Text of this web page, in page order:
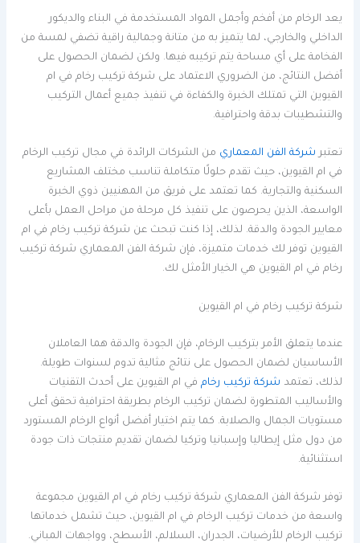
يعد الرخام من أفخم وأجمل المواد المستخدمة في البناء والديكور
الداخلي والخارجي، لما يتميز به من متانة وجمالية راقية تضفي لمسة من
الفخامة على أي مساحة يتم تركيبه فيها. ولكن لضمان الحصول على
أفضل النتائج، من الضروري الاعتماد على شركة تركيب رخام في ام
القيوين التي تمتلك الخبرة والكفاءة في تنفيذ جميع أعمال التركيب
والتشطيبات بدقة واحترافية.
تعتبر شركة الفن المعماري من الشركات الرائدة في مجال تركيب الرخام
في ام القيوين، حيث تقدم حلولًا متكاملة تناسب مختلف المشاريع
السكنية والتجارية. كما تعتمد على فريق من المهنيين ذوي الخبرة
الواسعة، الذين يحرصون على تنفيذ كل مرحلة من مراحل العمل بأعلى
معايير الجودة والدقة. لذلك، إذا كنت تبحث عن شركة تركيب رخام في ام
القيوين توفر لك خدمات متميزة، فإن شركة الفن المعماري شركة تركيب
رخام في ام القيوين هي الخيار الأمثل لك.
شركة تركيب رخام في ام القيوين
عندما يتعلق الأمر بتركيب الرخام، فإن الجودة والدقة هما العاملان
الأساسيان لضمان الحصول على نتائج مثالية تدوم لسنوات طويلة.
لذلك، تعتمد شركة تركيب رخام في ام القيوين على أحدث التقنيات
والأساليب المتطورة لضمان تركيب الرخام بطريقة احترافية تحقق أعلى
مستويات الجمال والصلابة. كما يتم اختيار أفضل أنواع الرخام المستورد
من دول مثل إيطاليا وإسبانيا وتركيا لضمان تقديم منتجات ذات جودة
استثنائية.
توفر شركة الفن المعماري شركة تركيب رخام في ام القيوين مجموعة
واسعة من خدمات تركيب الرخام في ام القيوين، حيث تشمل خدماتها
تركيب الرخام للأرضيات، الجدران، السلالم، الأسطح، وواجهات المباني.